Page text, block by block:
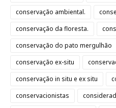
conservação ambiental.
conservação da floresta.
conservação do pato mergulhão
conservação ex-situ
conservação in situ e ex situ
conservacionistas